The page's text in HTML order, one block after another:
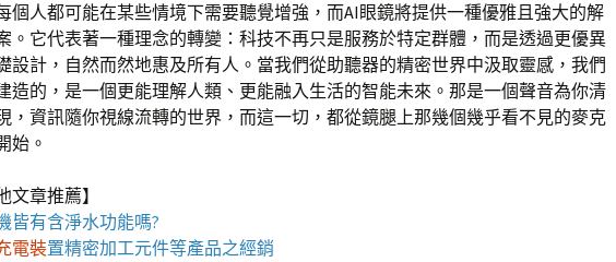
個人都可能在某些情境下需要聽覺增強，而AI眼鏡將提供一種優雅且強大的解
。它代表著一種理念的轉變：科技不再只是服務於特定群體，而是透過更優異
設計，自然而然地惠及所有人。當我們從助聽器的精密世界中汲取靈感，我們
造的，是一個更能理解人類、更能融入生活的智能未來。那是一個聲音為你清
，資訊隨你視線流轉的世界，而這一切，都從鏡腿上那幾個幾乎看不見的麥克
始。
文章推薦】
皆有含淨水功能嗎?
電裝置精密加工元件等產品之經銷